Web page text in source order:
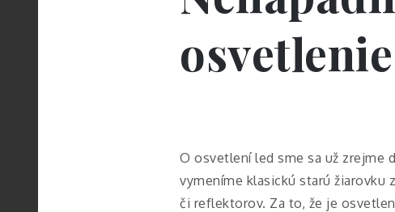
osvetlenie
O osvetlení led sme sa už zrejme
vymeníme klasickú starú
či reflektorov. Za to, že je